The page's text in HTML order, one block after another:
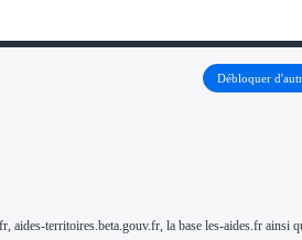
Débloquer
territoires.beta.gouv.fr, la base les-aides.fr ainsi